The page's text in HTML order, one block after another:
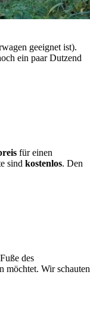
geeignet ist).
ein paar Dutzend
für einen
sind kostenlos. Den
des
möchtet. Wir schauten